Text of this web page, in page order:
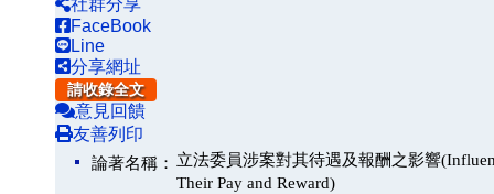
社群分享
FaceBook
Line
分享網址
請收錄全文
意見回饋
友善列印
論著名稱： 立法委員涉案對其待遇及報酬之影響
Their Pay and Reward)